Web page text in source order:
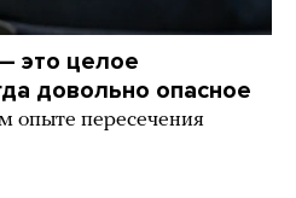
это целое
довольно опасное
опыте пересечения